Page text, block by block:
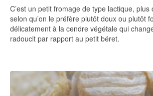
C’est un petit fromage de type lactique, plus
selon qu’on le préfère plutôt doux ou plutôt
délicatement à la cendre végétale qui
radoucit par rapport au petit béret.